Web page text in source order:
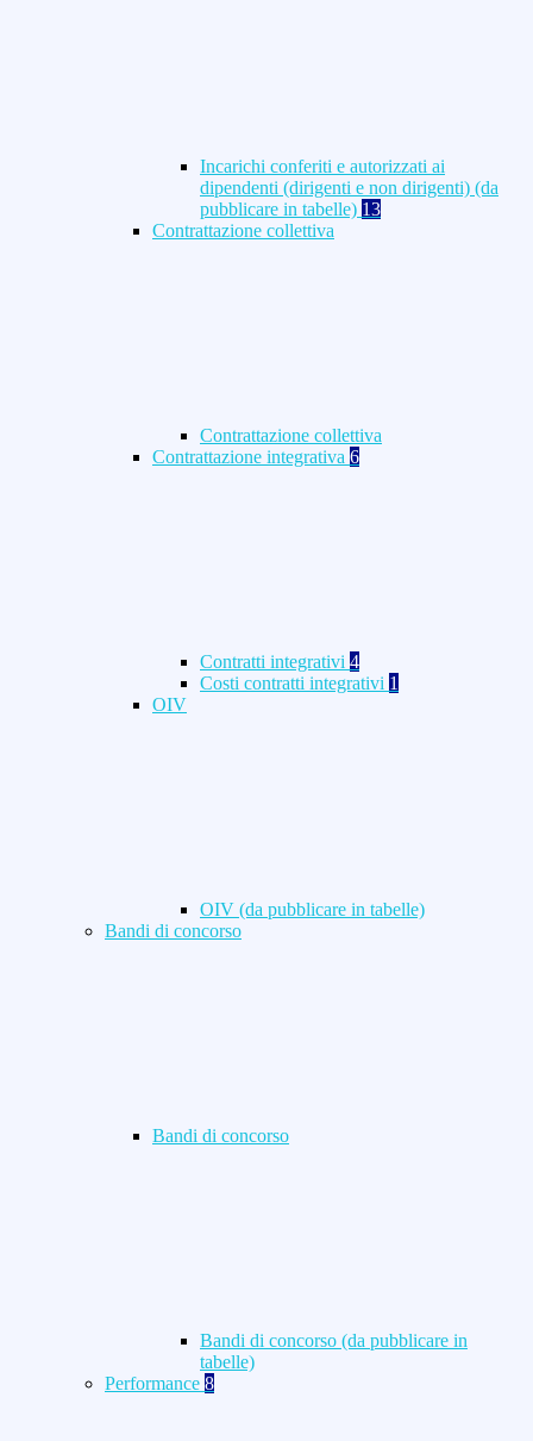
Incarichi conferiti e autorizzati ai
dipendenti (dirigenti e non dirigenti) (da
pubblicare in tabelle) 13
Contrattazione collettiva
Contrattazione collettiva
Contrattazione integrativa 6
Contratti integrativi 4
Costi contratti integrativi 1
OIV
OIV (da pubblicare in tabelle)
Bandi di concorso
Bandi di concorso
Bandi di concorso (da pubblicare in
tabelle)
Performance 8